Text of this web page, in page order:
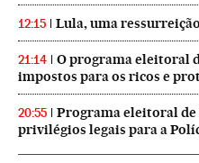
12:15 Lula, uma ressurreição
21:14
O programa eleitoral
impostos para os ricos e
20:55
Programa eleitoral
privilégios legais para a